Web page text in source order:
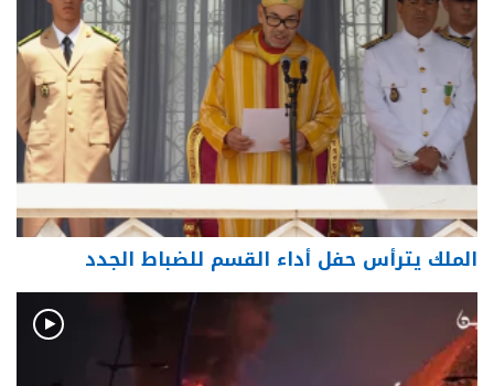
الملك يترأس حفل أداء القسم للضباط الجدد